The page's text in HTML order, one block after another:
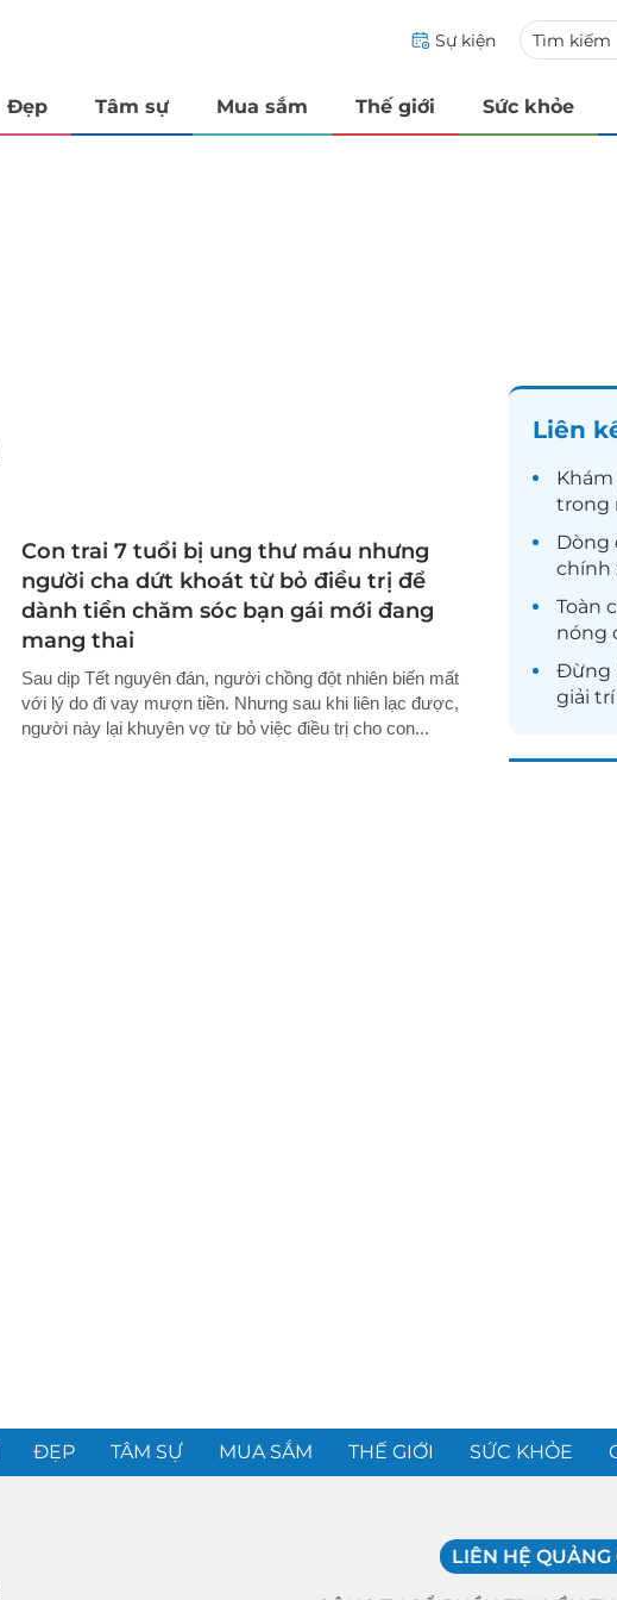
Sự kiện
Đẹp Tâm sự Mua sắm Thế giới Sức khỏe
Con trai 7 tuổi bị ung thư máu nhưng
người cha dứt khoát từ bỏ điều trị để
dành tiền chăm sóc bạn gái mới đang
mang thai
Sau dịp Tết nguyên đán, người chồng đột nhiên biến mất
với lý do đi vay mượn tiền. Nhưng sau khi liên lạc được,
người này lại khuyên vợ từ bỏ việc điều trị cho con...
Liên
trong
Dòng
chính
Toàn
nóng
Đừng
giải trí
ĐẸP TÂM SỰ MUA SẮM THẾ GIỚI SỨC KHỎE
LIÊN HỆ QUẢNG